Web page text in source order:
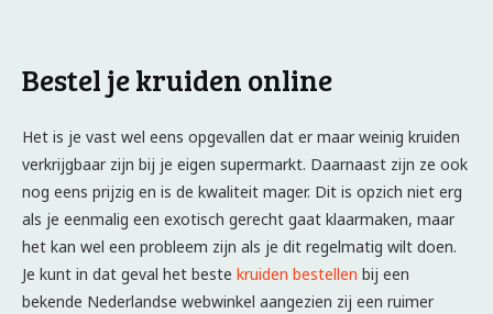
Bestel je kruiden online
Het is je vast wel eens opgevallen dat er maar weinig kruiden
verkrijgbaar zijn bij je eigen supermarkt. Daarnaast zijn ze ook
nog eens prijzig en is de kwaliteit mager. Dit is opzich niet erg
als je eenmalig een exotisch gerecht gaat klaarmaken, maar
het kan wel een probleem zijn als je dit regelmatig wilt doen.
Je kunt in dat geval het beste kruiden bestellen bij een
bekende Nederlandse webwinkel aangezien zij een ruimer